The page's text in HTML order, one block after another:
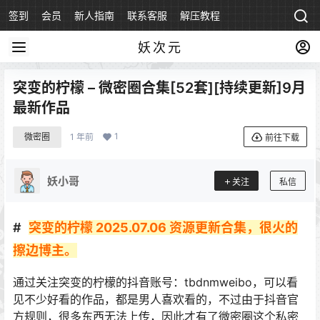
签到 会员 新人指南 联系客服 解压教程
妖次元
突变的柠檬 – 微密圈合集[52套][持续更新]9月
最新作品
微密圈 1 年前 1 前往下载
妖小哥 关注 私信
突变的柠檬 2025.07.06 资源更新合集，很火的
擦边博主。
通过关注突变的柠檬的抖音账号 ：tbdnmweibo，可以看
见不少好看的作品，都是男人喜欢看的，不过由于抖音官
方规则，很多东西无法上传，因此才有了微密圈这个私密